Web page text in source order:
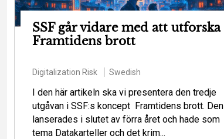
SSF går vidare med att utforska
Framtidens brott
Digitalization Risk Swedish
I den här artikeln ska vi presentera den tredje
utgåvan i SSF:s koncept Framtidens brott. Den
lanserades i slutet av förra året och hade som
tema Datakarteller och det krim...